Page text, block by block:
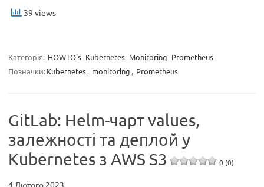
39 views
Категорія: HOWTO's Kubernetes Monitoring Prometheus
Позначки:Kubernetes, monitoring , Prometheus
GitLab: Helm-чарт values,
залежності та деплой у
Kubernetes з AWS S3
0 (0)
4 Лютого 2023